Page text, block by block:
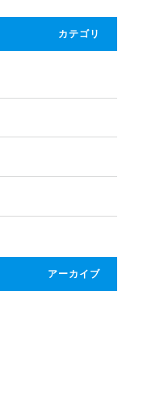
カテゴリ
アーカイブ